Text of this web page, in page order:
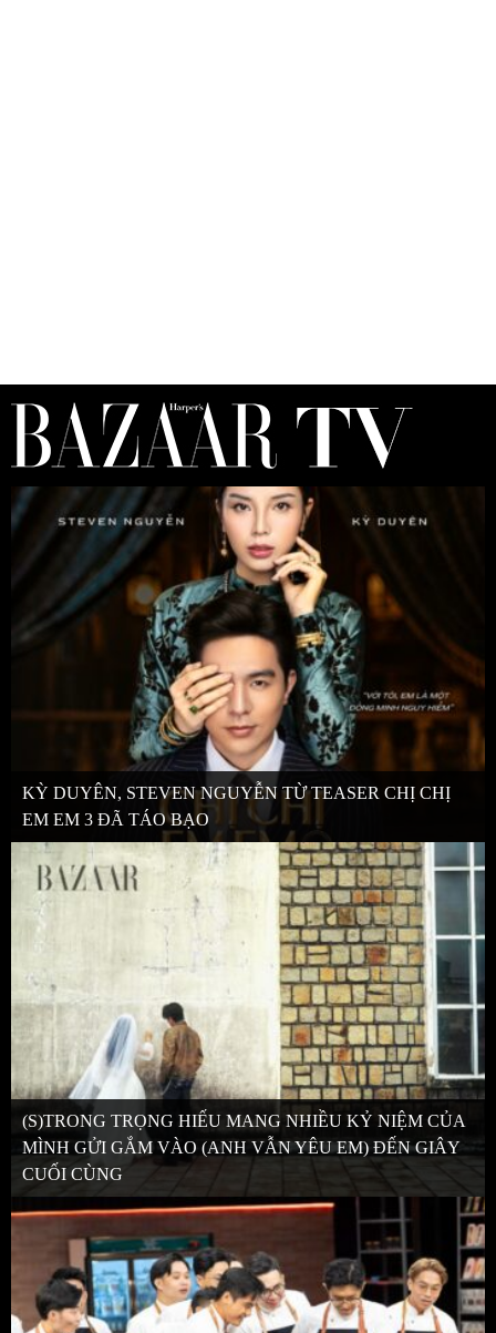
KỲ DUYÊN, STEVEN NGUYỄN TỪ TEASER CHỊ CHỊ
EM EM 3 ĐÃ TÁO BẠO
(S)TRONG TRỌNG HIẾU MANG NHIỀU KỶ NIỆM CỦA
MÌNH GỬI GẮM VÀO (ANH VẪN YÊU EM) ĐẾN GIÂY
CUỐI CÙNG